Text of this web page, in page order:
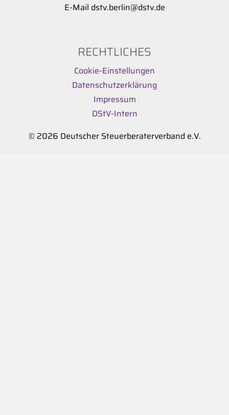
E-Mail dstv.berlin@dstv.de
RECHTLICHES
Cookie-Einstellungen
Datenschutzerklärung
Impressum
DStV-Intern
© 2026 Deutscher Steuerberaterverband e.V.